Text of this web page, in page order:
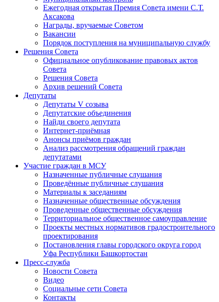
Ежегодная открытая Премия Совета имени С.Т.
Аксакова
Награды, вручаемые Советом
Вакансии
Порядок поступления на муниципальную службу
Решения Совета
Официальное опубликование правовых актов
Совета
Решения Совета
Архив решений Совета
Депутаты
Депутаты V созыва
Депутатские объединения
Найди своего депутата
Интернет-приёмная
Анонсы приёмов граждан
Анализ рассмотрения обращений граждан
депутатами
Участие граждан в МСУ
Назначенные публичные слушания
Проведённые публичные слушания
Материалы к заседаниям
Назначенные общественные обсуждения
Проведенные общественные обсуждения
Территориальное общественное самоуправление
Проекты местных нормативов градостроительного
проектирования
Постановления главы городского округа город
Уфа Республики Башкортостан
Пресс-служба
Новости Совета
Видео
Социальные сети Совета
Контакты